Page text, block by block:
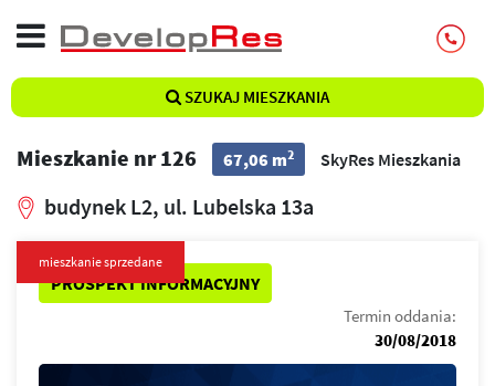
SZUKAJ MIESZKANIA
Mieszkanie nr 126 67,06 m2 SkyRes Mieszkania
budynek L2, ul. Lubelska 13a
PROSPEKT INFORMACYJNY
mieszkanie sprzedane
Termin oddania:
30/08/2018